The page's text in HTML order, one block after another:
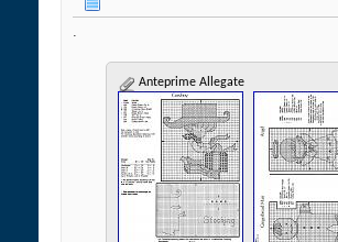
.
Anteprime Allegate